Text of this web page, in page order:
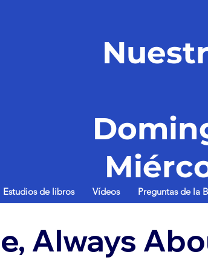
Estudios de libros Vídeos Preguntas de la
Always